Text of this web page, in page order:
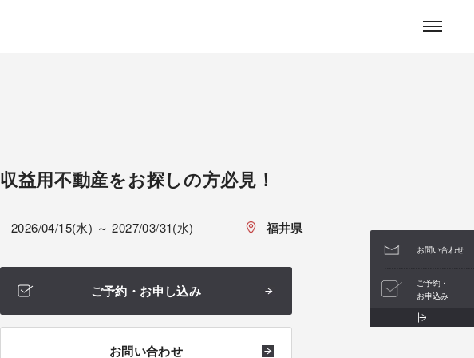
収益用不動産をお探しの方必見！
2026/04/15(水) ～ 2027/03/31(水) 福井県
ご予約・お申し込み
お問い合わせ
お問い合わせ
ご予約・
お申込み